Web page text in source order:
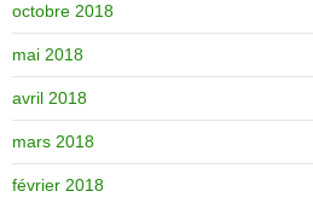
octobre 2018
mai 2018
avril 2018
mars 2018
février 2018